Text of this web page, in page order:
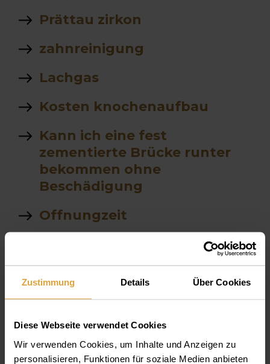
Zustimmung Details Über Cookies
Diese Webseite verwendet Cookies
Wir verwenden Cookies, um Inhalte und Anzeigen zu
personalisieren, Funktionen für soziale Medien anbieten
Prättau zirkon
zahnreinigung
Lachgas
Kosten knochenaufbau
Kann ich eine fest
zementierte Brücke runter
bekommen ohne
Beschädigung
Offnungzeit
Kosten PCR Test
ist kobald das selbe wie
kobald 2 chlorid